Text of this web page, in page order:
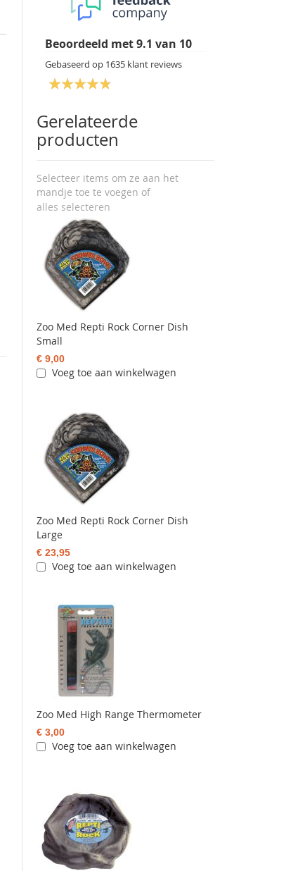
Beoordeeld met9.1 van 10
Gebaseerd op 1635 klant reviews
Gerelateerde
producten
Selecteer items om ze aan het
mandje toe te voegen of
alles selecteren
Zoo Med Repti Rock Corner Dish
Small
€ 9,00
Voeg toe aan winkelwagen
Zoo Med Repti Rock Corner Dish
Large
€ 23,95
Voeg toe aan winkelwagen
Zoo Med High Range Thermometer
€ 3,00
Voeg toe aan winkelwagen